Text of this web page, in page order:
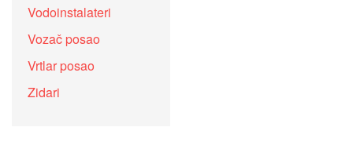
Vodoinstalateri
Vozač posao
Vrtlar posao
Zidari